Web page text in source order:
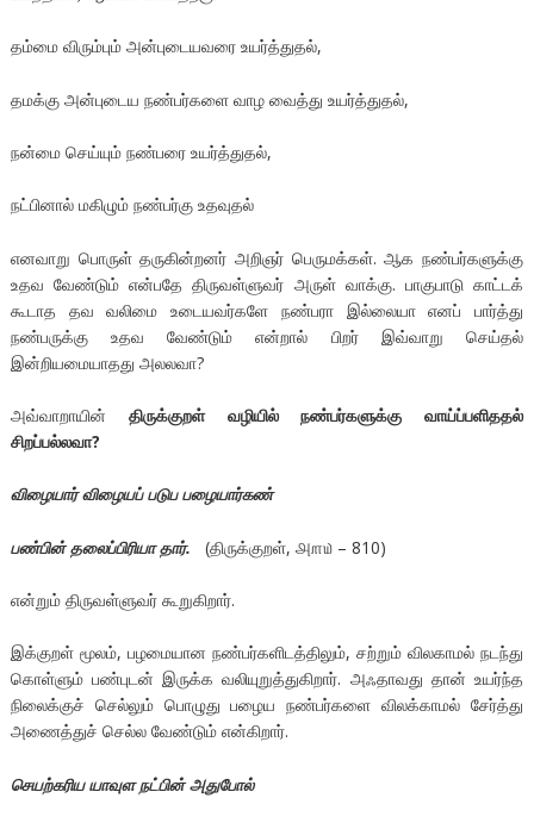
தம்மை விரும்பும் அன்புடையவரை உயர்த்துதல்,
தமக்கு அன்புடைய நண்பர்களை வாழ வைத்து உயர்த்துதல்,
நன்மை செய்யும் நண்பரை உயர்த்துதல்,
நட்பினால் மகிழும் நண்பர்கு உதவுதல்
எனவாறு பொருள் தருகின்றனர் அறிஞர் பெருமக்கள். ஆக நண்பர்களுக்கு
உதவ வேண்டும் என்பதே திருவள்ளுவர் அருள் வாக்கு. பாகுபாடு காட்டக்
கூடாத தவ வலிமை உடையவர்களே நண்பரா இல்லையா எனப் பார்த்து
நண்பருக்கு உதவ வேண்டும் என்றால் பிறர் இவ்வாறு செய்தல்
இன்றியமையாதது அலலவா?
அவ்வாறாயின் திருக்குறள் வழியில் நண்பர்களுக்கு வாய்ப்பளிததல்
சிறப்பல்லவா?
விழையார் விழையப் படுப பழையார்கண்
பண்பின் தலைப்பிரியா தார். (திருக்குறள், ௮௱௰ – 810)
என்றும் திருவள்ளுவர் கூறுகிறார்.
இக்குறள் மூலம், பழமையான நண்பர்களிடத்திலும், சற்றும் விலகாமல் நடந்து
கொள்ளும் பண்புடன் இருக்க வலியுறுத்துகிறார். அஃதாவது தான் உயர்ந்த
நிலைக்குச் செல்லும் பொழுது பழைய நண்பர்களை விலக்காமல் சேர்த்து
அணைத்துச் செல்ல வேண்டும் என்கிறார்.
செயற்கரிய யாவுள நட்பின் அதுபோல்